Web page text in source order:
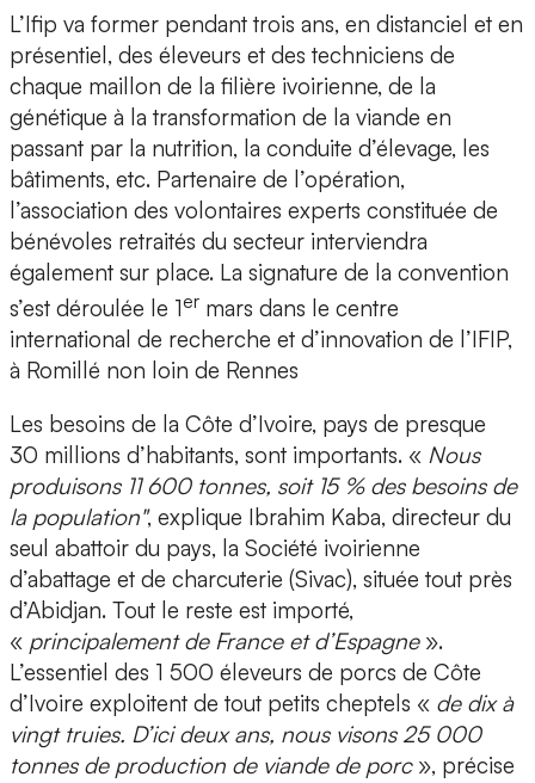
L’Ifip va former pendant trois ans, en distanciel et en
présentiel, des éleveurs et des techniciens de
chaque maillon de la filière ivoirienne, de la
génétique à la transformation de la viande en
passant par la nutrition, la conduite d’élevage, les
bâtiments, etc. Partenaire de l’opération,
l’association des volontaires experts constituée de
bénévoles retraités du secteur interviendra
également sur place. La signature de la convention
s’est déroulée le 1er mars dans le centre
international de recherche et d’innovation de l’IFIP,
à Romillé non loin de Rennes
Les besoins de la Côte d’Ivoire, pays de presque
30 millions d’habitants, sont importants. « Nous
produisons 11 600 tonnes, soit 15 % des besoins de
la population", explique Ibrahim Kaba, directeur du
seul abattoir du pays, la Société ivoirienne
d’abattage et de charcuterie (Sivac), située tout près
d’Abidjan. Tout le reste est importé,
« principalement de France et d’Espagne».
L’essentiel des 1 500 éleveurs de porcs de Côte
d’Ivoire exploitent de tout petits cheptels « de dix à
vingt truies. D’ici deux ans, nous visons 25 000
tonnes de production de viande de porc », précise